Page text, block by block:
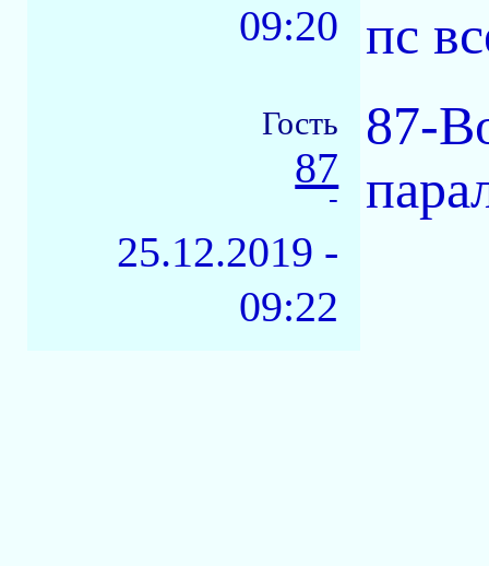
09:20 пс
Гость
87
-
25.12.2019 -
09:22
87-